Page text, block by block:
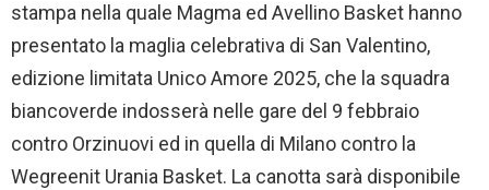
stampa nella quale Magma ed Avellino Basket hanno
presentato la maglia celebrativa di San Valentino,
edizione limitata Unico Amore 2025, che la squadra
biancoverde indosserà nelle gare del 9 febbraio
contro Orzinuovi ed in quella di Milano contro la
Wegreenit Urania Basket. La canotta sarà disponibile